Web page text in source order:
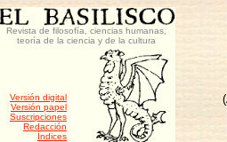
Revista de filosofía, ciencias humanas,
teoría de la ciencia y de la cultura
Versión digital
Versión papel
Suscripciones
Redacción
Índices